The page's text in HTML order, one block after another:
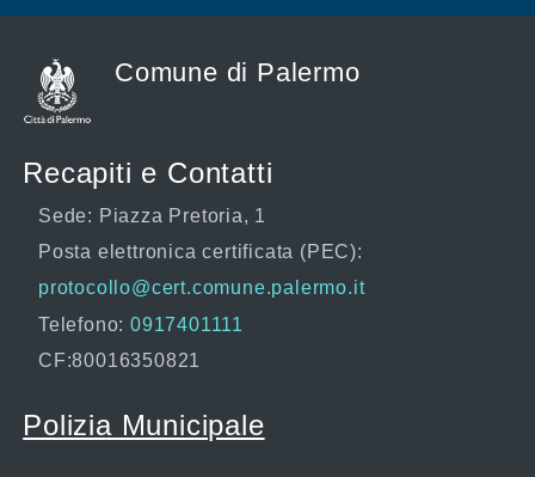
Comune di Palermo
Recapiti e Contatti
Sede: Piazza Pretoria, 1
Posta elettronica certificata (PEC):
protocollo@cert.comune.palermo.it
Telefono: 0917401111
CF:80016350821
Polizia Municipale